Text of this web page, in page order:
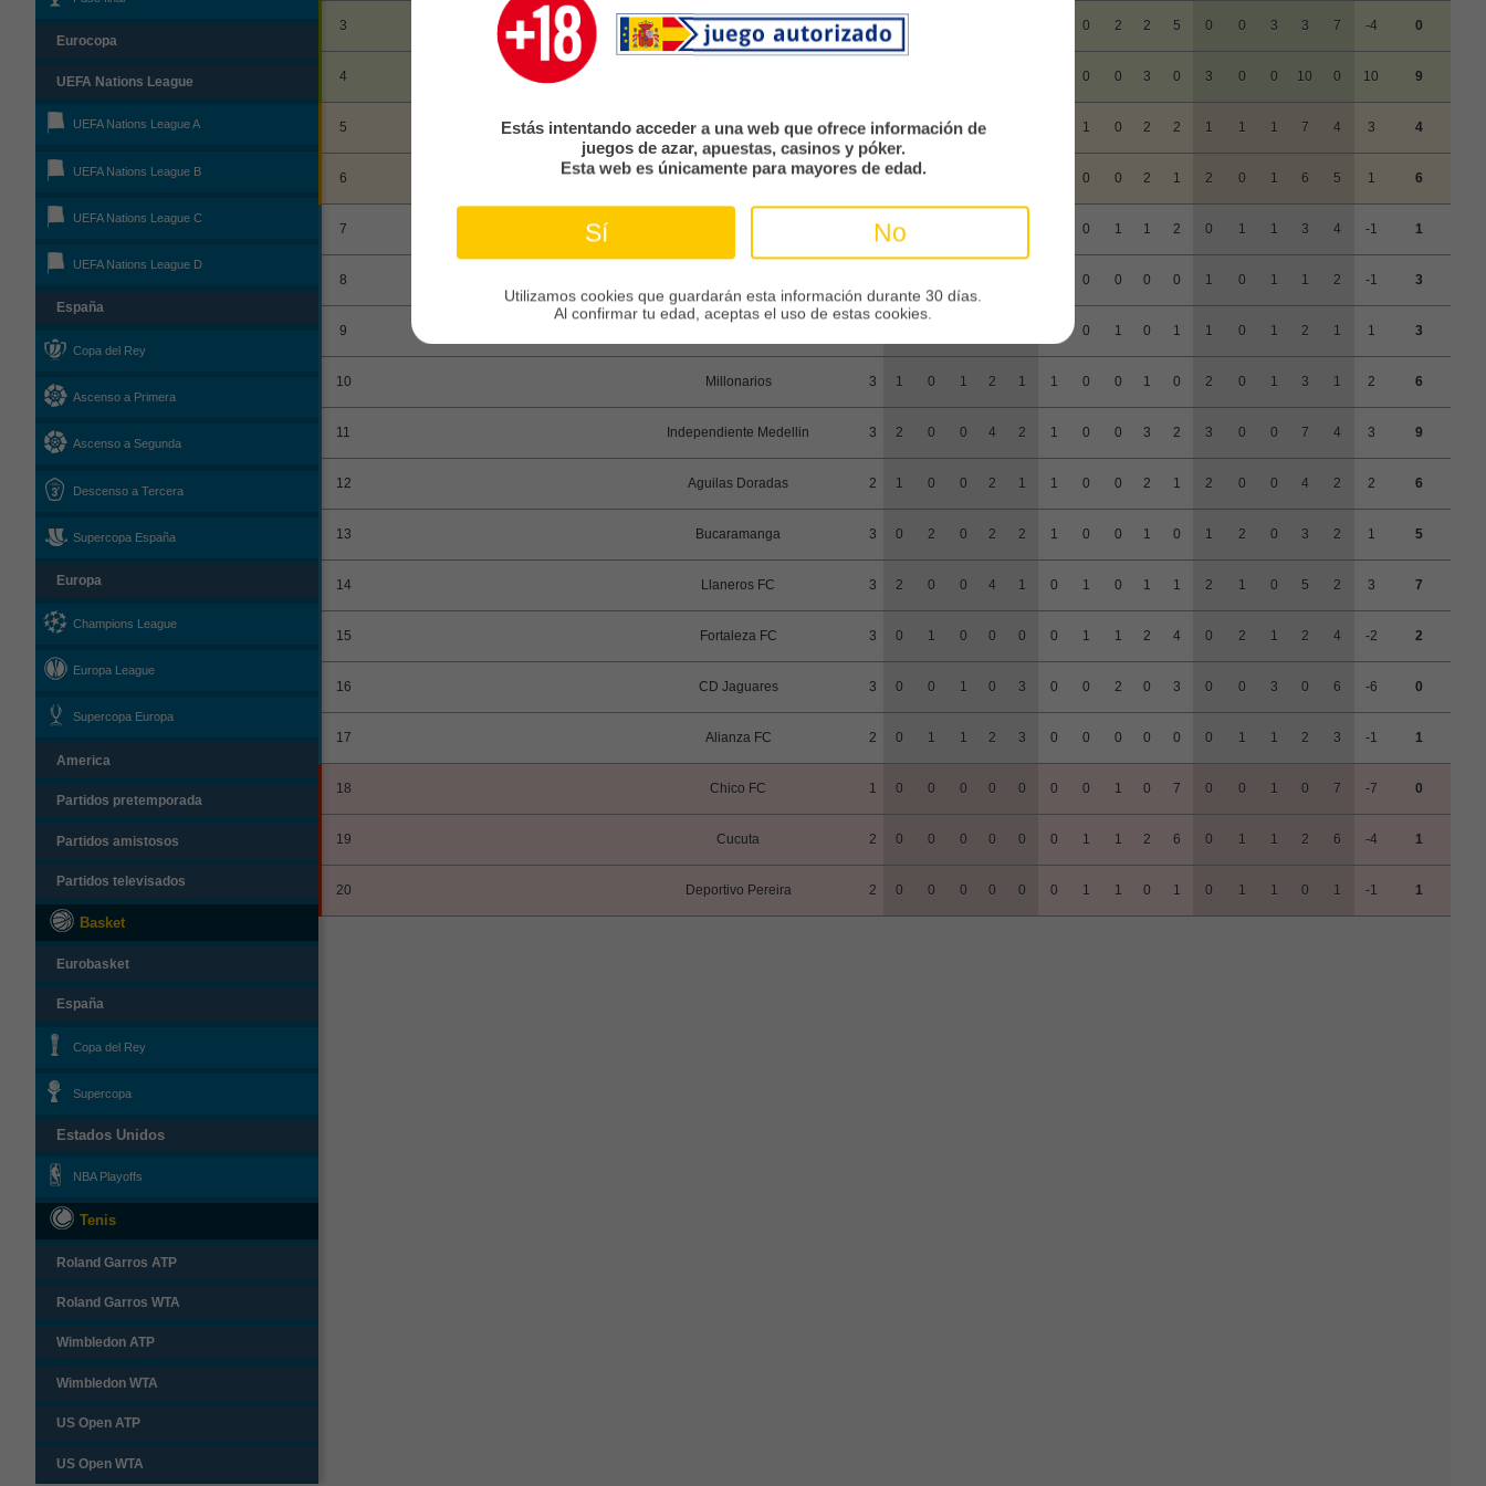
Eurocopa
UEFA Nations League
UEFA Nations League A
UEFA Nations League B
UEFA Nations League C
UEFA Nations League D
España
Copa del Rey
Ascenso a Primera
Ascenso a Segunda
Descenso a Tercera
Supercopa España
Europa
Champions League
Europa League
Supercopa Europa
America
Partidos pretemporada
Partidos amistosos
Partidos televisados
Basket
Eurobasket
España
Copa del Rey
Supercopa
Estados Unidos
NBA Playoffs
Tenis
Roland Garros ATP
Roland Garros WTA
Wimbledon ATP
Wimbledon WTA
US Open ATP
US Open WTA
3 Deportivo Pasto 3 0 0 2 2 5 0 0 3 3 7 -4 0
4 0 0 3 0 3 0 0 10 0 10 9
5 Once Caldas 3 1 0 1 1 0 2 2 1 1 1 7 4 3 4
6 Tolima 3 1 0 0 2 1 2 0 1 6 5 1 6
7 2 0 0 1 1 2 0 1 1 3 4 -1 1
8 0 0 0 0 1 0 1 1 2 -1 3
9 0 1 0 1 1 0 1 2 1 1 3
10 Millonarios 3 1 0 1 2 1 1 0 0 1 0 2 0 1 3 1 2 6
11 Independiente Medellin 3 2 0 0 4 2 1 0 0 3 2 3 0 0 7 4 3 9
12 Aguilas Doradas 2 1 0 0 2 1 1 0 0 2 1 2 0 0 4 2 2 6
13 Bucaramanga 3 0 2 0 2 2 1 0 0 1 0 1 2 0 3 2 1 5
14 Llaneros FC 3 2 0 0 4 1 0 1 0 1 1 2 1 0 5 2 3 7
15 Fortaleza FC 3 0 1 0 0 0 0 1 1 2 4 0 2 1 2 4 -2 2
16 CD Jaguares 3 0 0 1 0 3 0 0 2 0 3 0 0 3 0 6 -6 0
17 Alianza FC 2 0 1 1 2 3 0 0 0 0 0 0 1 1 2 3 -1 1
18 Chico FC 1 0 0 0 0 0 0 0 1 0 7 0 0 1 0 7 -7 0
19 Cucuta 2 0 0 0 0 0 0 1 1 2 6 0 1 1 2 6 -4 1
20 Deportivo Pereira 2 0 0 0 0 0 0 1 1 0 1 0 1 1 0 1 -1 1
Estás intentando acceder a una web que ofrece información de
juegos de azar, apuestas, casinos y póker.
Esta web es únicamente para mayores de edad.
Sí No
Utilizamos cookies que guardarán esta información durante 30 días.
Al confirmar tu edad, aceptas el uso de estas cookies.